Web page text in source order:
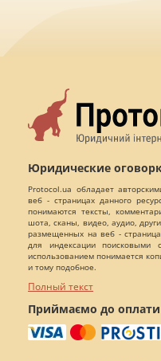
Юридические
Protocol.ua обладает
веб - страницах данного
понимаются тексты,
шота, сканы, видео, аудио,
размещенных на веб -
для индексации поисковыми
использованием понимается
и тому подобное.
Полный текст
Приймаємо до оплати